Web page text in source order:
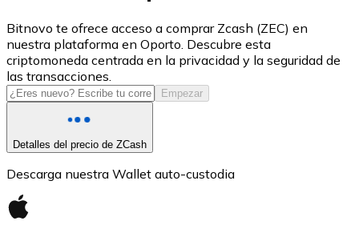
USD Coin
USDC
Bitnovo te ofrece acceso a comprar Zcash (ZEC) en
nuestra plataforma en Oporto. Descubre esta
criptomoneda centrada en la privacidad y la seguridad de
las transacciones.
Empezar
Detalles del precio de ZCash
Descarga nuestra Wallet auto-custodia